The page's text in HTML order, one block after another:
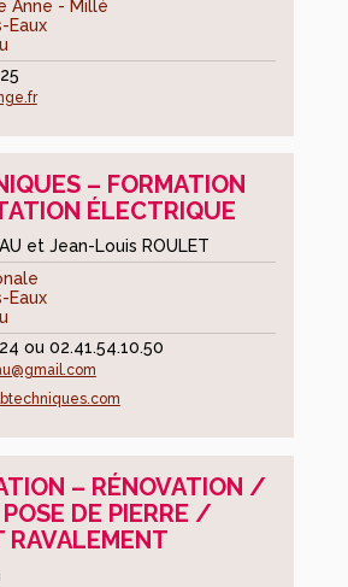
Anne - Millé
Eaux
– FORMATION
ÉLECTRIQUE
et Jean-Louis ROULET
Eaux
ou 02.41.54.10.50
– RÉNOVATION /
DE PIERRE /
RAVALEMENT